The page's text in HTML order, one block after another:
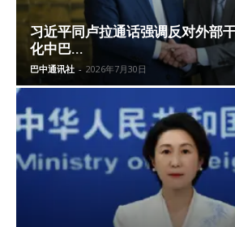
习近平同卢拉通话强调反对外部
化中巴...
巴中通讯社 - 2026年7月30日